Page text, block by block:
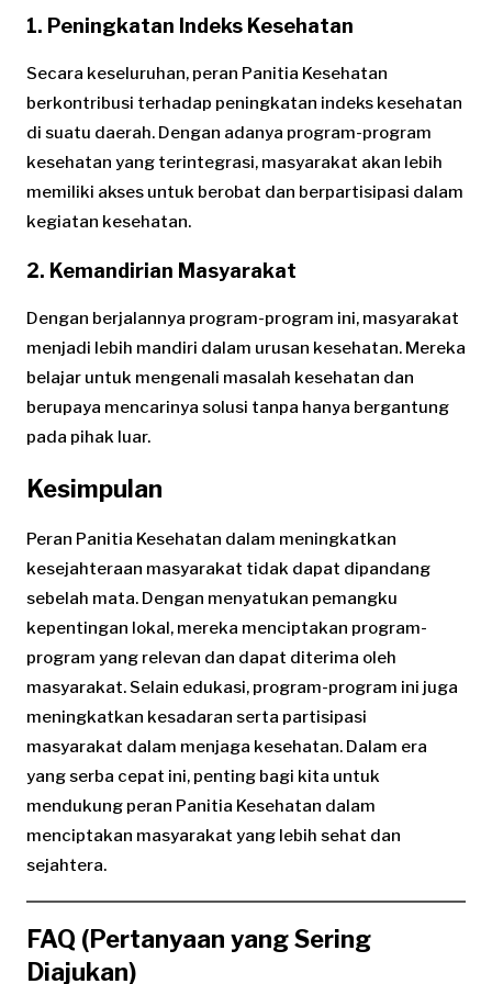
1. Peningkatan Indeks Kesehatan
Secara keseluruhan, peran Panitia Kesehatan
berkontribusi terhadap peningkatan indeks kesehatan
di suatu daerah. Dengan adanya program-program
kesehatan yang terintegrasi, masyarakat akan lebih
memiliki akses untuk berobat dan berpartisipasi dalam
kegiatan kesehatan.
2. Kemandirian Masyarakat
Dengan berjalannya program-program ini, masyarakat
menjadi lebih mandiri dalam urusan kesehatan. Mereka
belajar untuk mengenali masalah kesehatan dan
berupaya mencarinya solusi tanpa hanya bergantung
pada pihak luar.
Kesimpulan
Peran Panitia Kesehatan dalam meningkatkan
kesejahteraan masyarakat tidak dapat dipandang
sebelah mata. Dengan menyatukan pemangku
kepentingan lokal, mereka menciptakan program-
program yang relevan dan dapat diterima oleh
masyarakat. Selain edukasi, program-program ini juga
meningkatkan kesadaran serta partisipasi
masyarakat dalam menjaga kesehatan. Dalam era
yang serba cepat ini, penting bagi kita untuk
mendukung peran Panitia Kesehatan dalam
menciptakan masyarakat yang lebih sehat dan
sejahtera.
FAQ (Pertanyaan yang Sering
Diajukan)